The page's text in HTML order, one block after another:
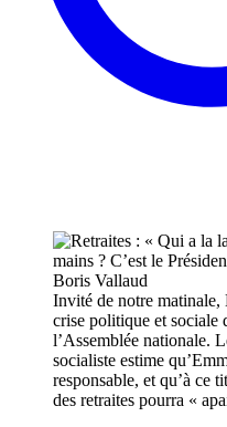
Invité de notre matinale,
crise politique et sociale
l’Assemblée nationale.
socialiste estime
responsable, et qu’à ce
des retraites pourra «